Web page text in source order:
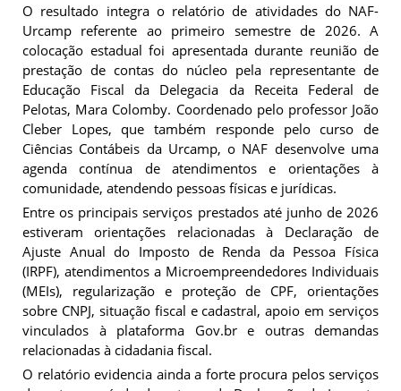
O resultado integra o relatório de atividades do NAF-
Urcamp referente ao primeiro semestre de 2026. A
colocação estadual foi apresentada durante reunião de
prestação de contas do núcleo pela representante de
Educação Fiscal da Delegacia da Receita Federal de
Pelotas, Mara Colomby. Coordenado pelo professor João
Cleber Lopes, que também responde pelo curso de
Ciências Contábeis da Urcamp, o NAF desenvolve uma
agenda contínua de atendimentos e orientações à
comunidade, atendendo pessoas físicas e jurídicas.
Entre os principais serviços prestados até junho de 2026
estiveram orientações relacionadas à Declaração de
Ajuste Anual do Imposto de Renda da Pessoa Física
(IRPF), atendimentos a Microempreendedores Individuais
(MEIs), regularização e proteção de CPF, orientações
sobre CNPJ, situação fiscal e cadastral, apoio em serviços
vinculados à plataforma Gov.br e outras demandas
relacionadas à cidadania fiscal.
O relatório evidencia ainda a forte procura pelos serviços